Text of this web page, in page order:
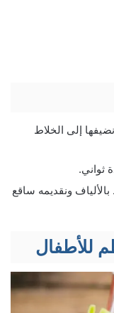
إلى الخلاط
ثواني.
ونقديمه ساقع
للأطفال